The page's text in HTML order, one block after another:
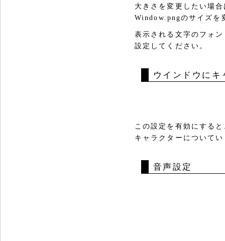
大きさを変更したい場
Window.pngのサイズを
表示される文字のフォ
設定してください。
ウインドウに
この設定を有効にする
キャラクターについて
音声設定